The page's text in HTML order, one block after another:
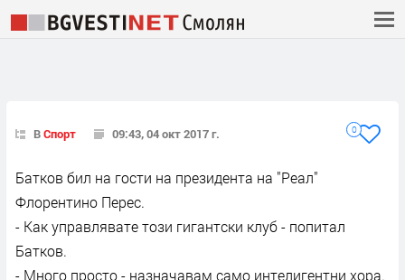
ВСпорт 09:43, 04 окт 2017 г. 0
Батков бил на гости на президента на "Реал"
Флорентино Перес.
- Как управлявате този гигантски клуб - попитал
Батков.
- Много просто - назначавам само интелигентни хора.